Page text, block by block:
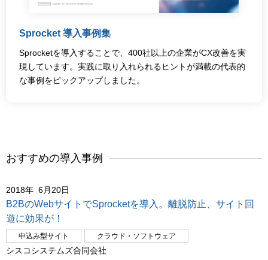
Sprocket 導入事例集
Sprocketを導入することで、400社以上の企業がCX改善を実
現しています。実践に取り入れられるヒントが満載の代表的
な事例をピックアップしました。
おすすめの導入事例
2018年 6月20日
B2BのWebサイトでSprocketを導入。離脱防止、サイト回
遊に効果が！
申込み型サイト クラウド・ソフトウェア
シスコシステムズ合同会社